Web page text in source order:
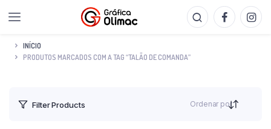
INÍCIO
PRODUTOS MARCADOS COM A TAG “TALÃO DE COMANDA”
Filter Products Ordenar por